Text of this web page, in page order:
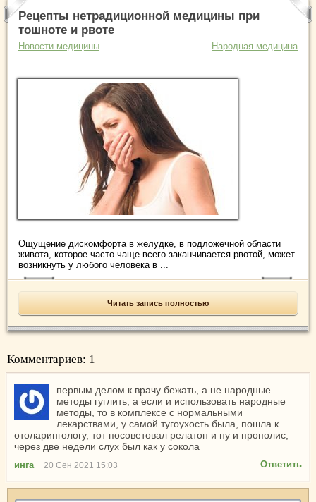
Рецепты нетрадиционной медицины при
тошноте и рвоте
Новости медицины Народная медицина
Ощущение дискомфорта в желудке, в подложечной области
живота, которое часто чаще всего заканчивается рвотой, может
возникнуть у любого человека в ...
Читать запись полностью
Комментариев: 1
первым делом к врачу бежать, а не народные
методы гуглить, а если и использовать народные
методы, то в комплексе с нормальными
лекарствами, у самой тугоухость была, пошла к
отоларингологу, тот посоветовал релатон и ну и прополис,
через две недели слух был как у сокола
инга Ответить
20 Сен 2021 15:03